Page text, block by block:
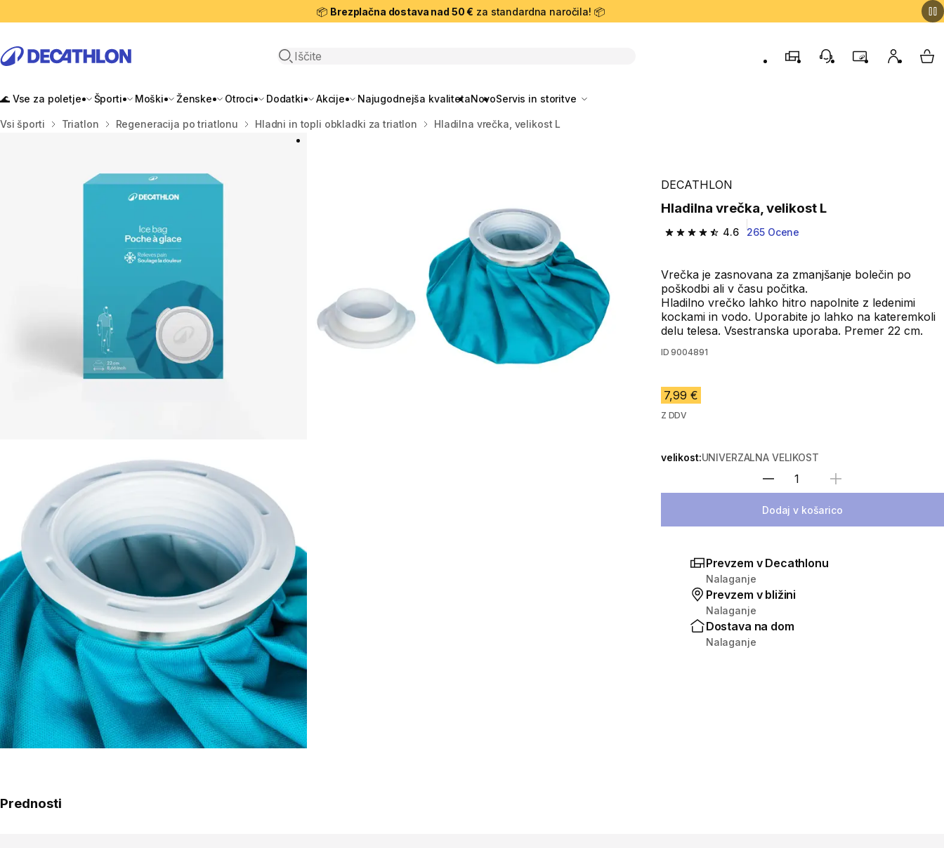
📦 Brezplačna dostava nad 50 € za standardna naročila! 📦
Odpri iskanje
TrgovinePodporo strankam
ProgramMoj račun
🌊 Vse za poletje Športi Moški Ženske Otroci Dodatki Akcije Najugodnejša kvalitetaNovoServis in storitve
Domov
Vsi športi Triatlon Regeneracija po triatlonu Hladni in topli obkladki za triatlon Hladilna vrečka, velikost L
DECATHLON
Hladilna vrečka, velikost L
4.6
4.6 od 5 zvezdic from 265 ocene
265 Ocene
Vrečka je zasnovana za zmanjšanje bolečin po
poškodbi ali v času počitka.
Hladilno vrečko lahko hitro napolnite z ledenimi
kockami in vodo. Uporabite jo lahko na kateremkoli
delu telesa. Vsestranska uporaba. Premer 22 cm.
ID 9004891
7,99 €
Z DDV
velikost:UNIVERZALNA VELIKOST
Izberite količino
Dodaj v košarico
Prevzem v Decathlonu
Nalaganje
Prevzem v bližini
Nalaganje
Dostava na dom
Nalaganje
Prednosti